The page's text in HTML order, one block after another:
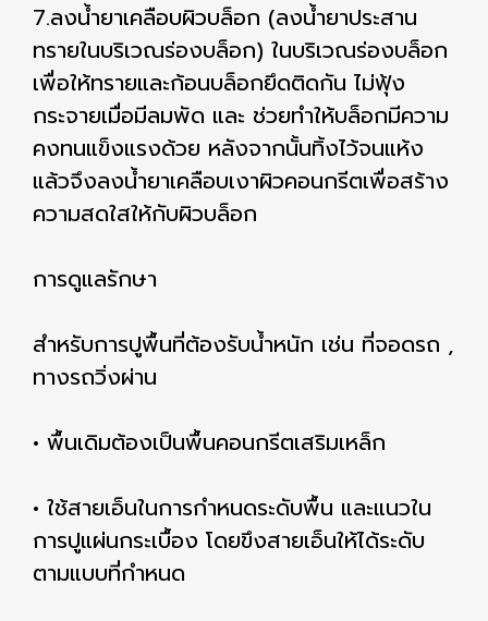
7.ลงน้ำยาเคลือบผิวบล็อก (ลงน้ำยาประสาน
ทรายในบริเวณร่องบล็อก) ในบริเวณร่องบล็อก
เพื่อให้ทรายและก้อนบล็อกยึดติดกัน ไม่ฟุ้ง
กระจายเมื่อมีลมพัด และ ช่วยทำให้บล็อกมีความ
คงทนแข็งแรงด้วย หลังจากนั้นทิ้งไว้จนแห้ง
แล้วจึงลงน้ำยาเคลือบเงาผิวคอนกรีตเพื่อสร้าง
ความสดใสให้กับผิวบล็อก
การดูแลรักษา
สำหรับการปูพื้นที่ต้องรับน้ำหนัก เช่น ที่จอดรถ ,
ทางรถวิ่งผ่าน
• พื้นเดิมต้องเป็นพื้นคอนกรีตเสริมเหล็ก
• ใช้สายเอ็นในการกำหนดระดับพื้น และแนวใน
การปูแผ่นกระเบื้อง โดยขึงสายเอ็นให้ได้ระดับ
ตามแบบที่กำหนด